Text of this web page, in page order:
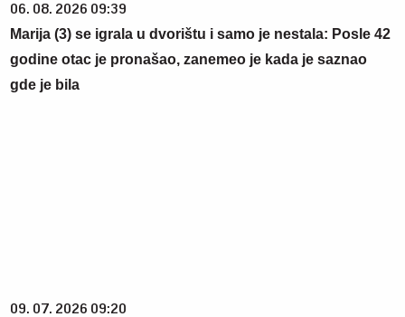
06. 08. 2026 09:39
Marija (3) se igrala u dvorištu i samo je nestala: Posle 42
godine otac je pronašao, zanemeo je kada je saznao
gde je bila
09. 07. 2026 09:20